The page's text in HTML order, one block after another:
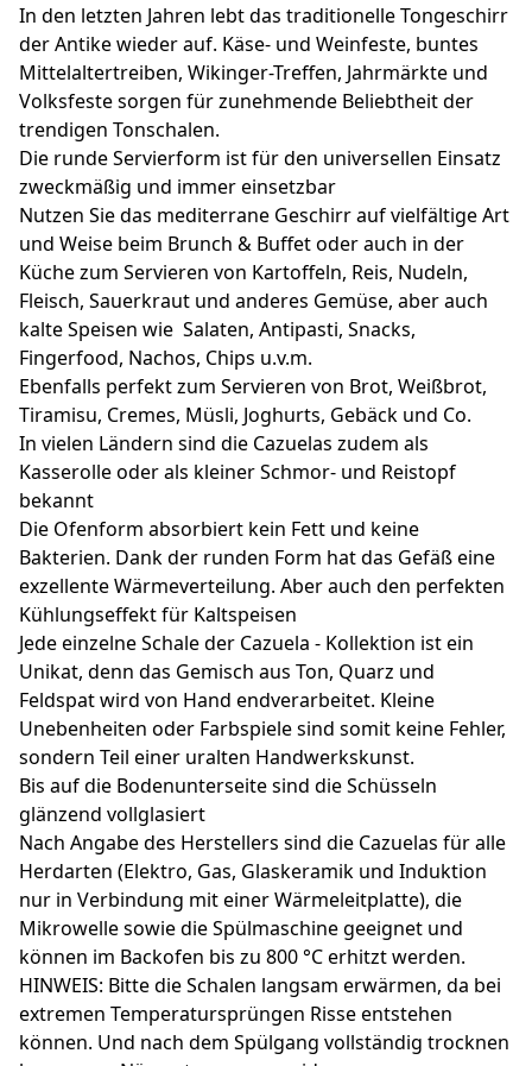
In den letzten Jahren lebt das traditionelle Tongeschirr
der Antike wieder auf. Käse- und Weinfeste, buntes
Mittelaltertreiben, Wikinger-Treffen, Jahrmärkte und
Volksfeste sorgen für zunehmende Beliebtheit der
trendigen Tonschalen.
Die runde Servierform ist für den universellen Einsatz
zweckmäßig und immer einsetzbar
Nutzen Sie das mediterrane Geschirr auf vielfältige Art
und Weise beim Brunch & Buffet oder auch in der
Küche zum Servieren von Kartoffeln, Reis, Nudeln,
Fleisch, Sauerkraut und anderes Gemüse, aber auch
kalte Speisen wie Salaten, Antipasti, Snacks,
Fingerfood, Nachos, Chips u.v.m.
Ebenfalls perfekt zum Servieren von Brot, Weißbrot,
Tiramisu, Cremes, Müsli, Joghurts, Gebäck und Co.
In vielen Ländern sind die Cazuelas zudem als
Kasserolle oder als kleiner Schmor- und Reistopf
bekannt
Die Ofenform absorbiert kein Fett und keine
Bakterien. Dank der runden Form hat das Gefäß eine
exzellente Wärmeverteilung. Aber auch den perfekten
Kühlungseffekt für Kaltspeisen
Jede einzelne Schale der Cazuela - Kollektion ist ein
Unikat, denn das Gemisch aus Ton, Quarz und
Feldspat wird von Hand endverarbeitet. Kleine
Unebenheiten oder Farbspiele sind somit keine Fehler,
sondern Teil einer uralten Handwerkskunst.
Bis auf die Bodenunterseite sind die Schüsseln
glänzend vollglasiert
Nach Angabe des Herstellers sind die Cazuelas für alle
Herdarten (Elektro, Gas, Glaskeramik und Induktion
nur in Verbindung mit einer Wärmeleitplatte), die
Mikrowelle sowie die Spülmaschine geeignet und
können im Backofen bis zu 800 °C erhitzt werden.
HINWEIS: Bitte die Schalen langsam erwärmen, da bei
extremen Temperatursprüngen Risse entstehen
können. Und nach dem Spülgang vollständig trocknen